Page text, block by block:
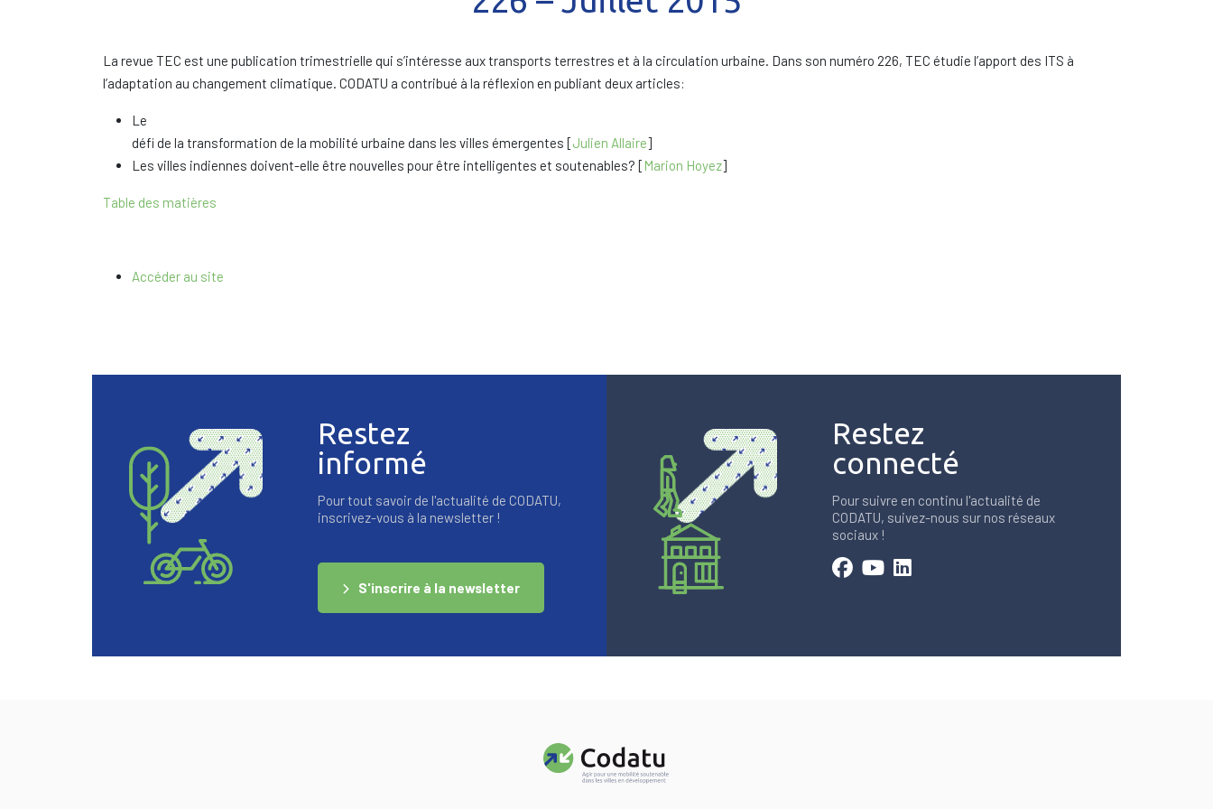
La revue TEC est une publication trimestrielle qui s’intéresse aux transports terrestres et à la circulation urbaine. Dans son numéro 226, TEC étudie l’apport des ITS à
l’adaptation au changement climatique. CODATU a contribué à la réflexion en publiant deux articles:
Le
défi de la transformation de la mobilité urbaine dans les villes émergentes [Julien Allaire]
Les villes indiennes doivent-elle être nouvelles pour être intelligentes et soutenables? [ Marion Hoyez]
Table des matières
Accéder au site
Restez
informé
Pour tout savoir de l'actualité de CODATU,
inscrivez-vous à la newsletter !
S'inscrire à la newsletter
Restez
connecté
Pour suivre en continu l'actualité de
CODATU, suivez-nous sur nos réseaux
sociaux !